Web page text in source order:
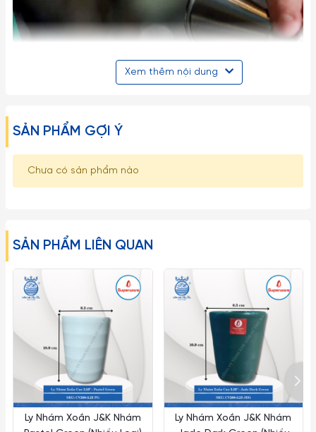
Dòng DuraTurff là Dòng Ly Cao cấp Cường lực . Khi bạn làm
Rơi Sp Cường Lực bạn không phải lo. Tỉ lệ bể vỡ chỉ có 10%
Thôi nhé . Nếu thật Sự vỡ thì Với công Nghệ Cường lực Bán
Xem thêm nội dung
SẢN PHẨM GỢI Ý
Chưa có sản phẩm nào
SẢN PHẨM LIÊN QUAN
Ly Nhám Xoắn J&K Nhám
Ly Nhám Xoắn J&K Nhám